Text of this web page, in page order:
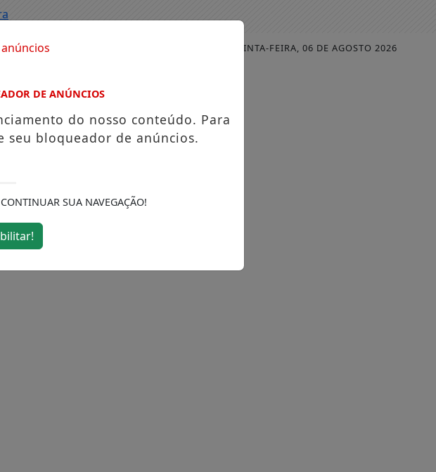
QUINTA-FEIRA, 06 DE AGOSTO 2026
DE ANÚNCIOS
do nosso conteúdo. Para
bloqueador de anúncios.
SUA NAVEGAÇÃO!